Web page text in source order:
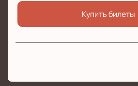
Купить билеты